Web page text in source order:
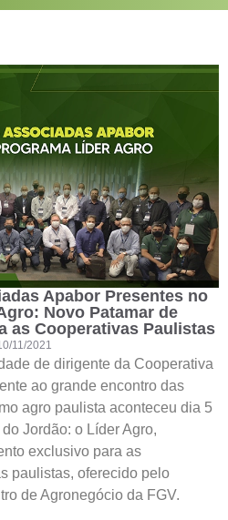
Apabor Presentes no
Novo Patamar de
as Cooperativas Paulistas
11/2021
de dirigente da Cooperativa
ao grande encontro das
agro paulista aconteceu dia 5
Jordão: o Líder Agro,
exclusivo para as
paulistas, oferecido pelo
de Agronegócio da FGV.